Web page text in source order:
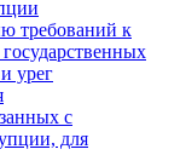
требований к
урег
с
для